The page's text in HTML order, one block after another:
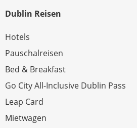
Dublin Reisen
Hotels
Pauschalreisen
Bed & Breakfast
Go City All-Inclusive Dublin Pass
Leap Card
Mietwagen